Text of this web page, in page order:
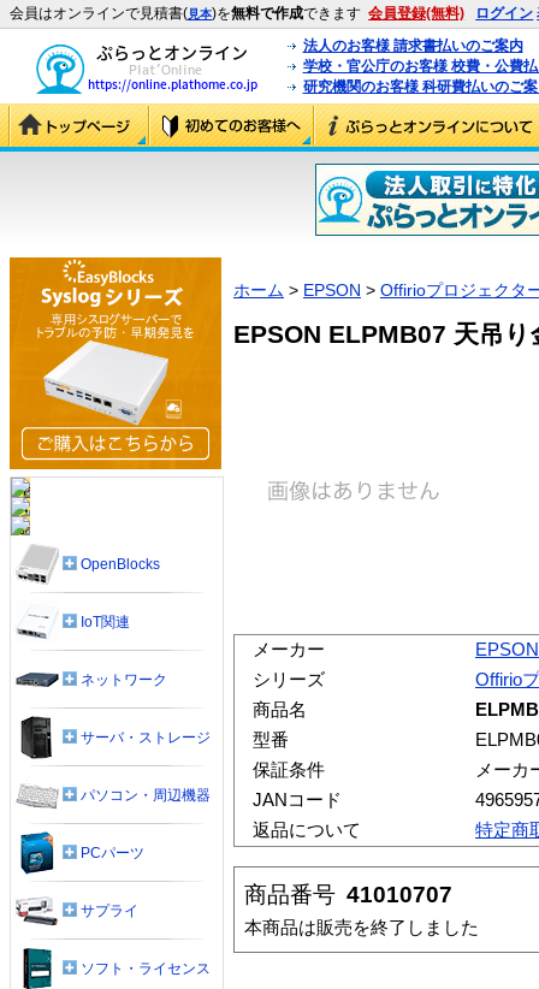
会員はオンラインで見積書(見本)を無料で作成できます 会員登録(無料) ログイン
法人のお客様 請求書払いのご案内
学校・官公庁のお客様 校費・公費
研究機関のお客様 科研費払いのご
ホーム > EPSON > Offirioプロジェクタ
EPSON ELPMB07 天吊
メーカー
EPSON
シリーズ
Offirio
商品名
型番
保証条件
メーカ
JANコード
返品について
特定商
商品番号 41010707
本商品は販売を終了しました
OpenBlocks
IoT関連
ネットワーク
サーバ・ストレージ
パソコン・周辺機器
PCパーツ
サプライ
ソフト・ライセンス